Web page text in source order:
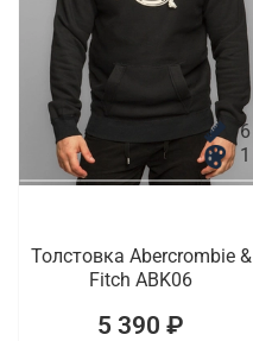
6
1
Толстовка Abercrombie &
Fitch ABK06
5 390 ₽